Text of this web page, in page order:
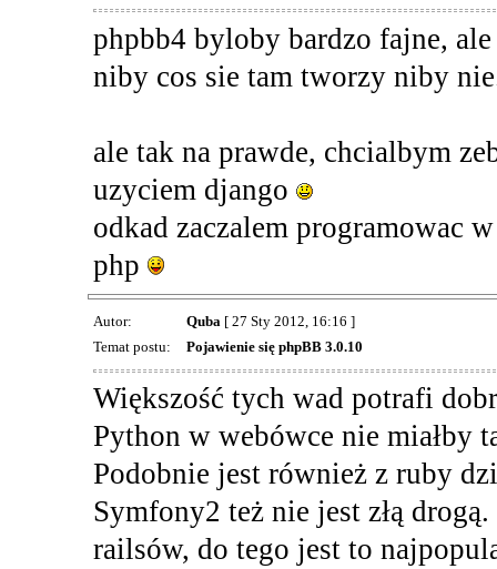
phpbb4 byloby bardzo fajne,
niby cos sie tam tworzy niby
ale tak na prawde, chcialbym
uzyciem django
odkad zaczalem programowac
php
Autor: Quba [ 27 Sty 2012, 16:16 ]
Temat postu:
Pojawienie się phpBB 3.0.10
Większość tych wad potrafi
Python w webówce nie miałby
Podobnie jest również z ruby
Symfony2 też nie jest złą
railsów, do tego jest to